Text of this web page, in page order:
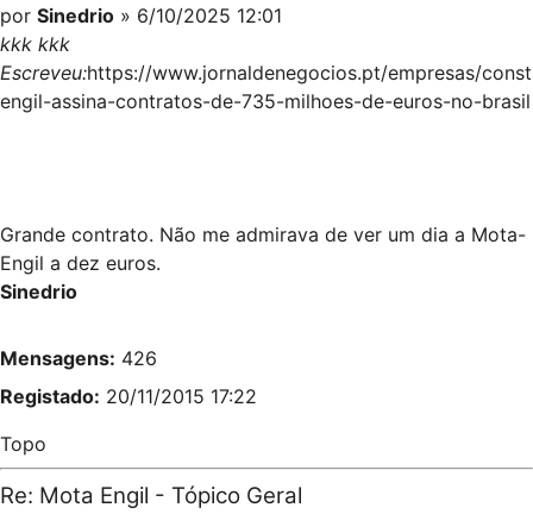
por Sinedrio » 6/10/2025 12:01
kkk kkk
Escreveu:https://www.jornaldenegocios.pt/empresas/
engil-assina-contratos-de-735-milhoes-de-euros-no-brasil
Grande contrato. Não me admirava de ver um dia a Mota-
Engil a dez euros.
Sinedrio
Mensagens: 426
Registado: 20/11/2015 17:22
Topo
Re: Mota Engil - Tópico Geral